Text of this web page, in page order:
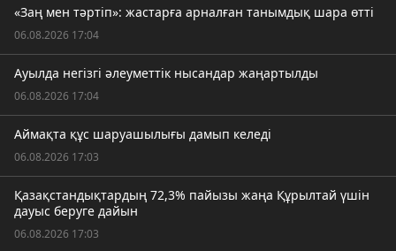
«Заң мен тәртіп»: жастарға арналған танымдық шара өтті
06.08.2026 17:04
Ауылда негізгі әлеуметтік нысандар жаңартылды
06.08.2026 17:04
Аймақта құс шаруашылығы дамып келеді
06.08.2026 17:03
Қазақстандықтардың 72,3% пайызы жаңа Құрылтай үшін
дауыс беруге дайын
06.08.2026 17:03